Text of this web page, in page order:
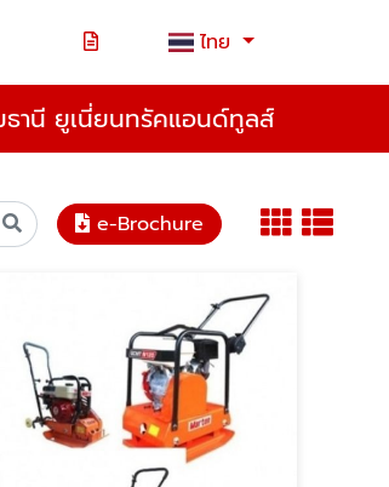
ไทย
ธานี ยูเนี่ยนทรัคแอนด์ทูลส์
e-Brochure